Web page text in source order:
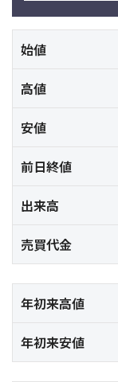
始値
高値
安値
前日終値
出来高
売買代金
年初来高値
年初来安値